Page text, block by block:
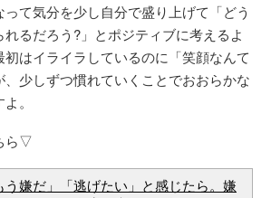
て気分を少し自分で盛り上げて「どう
れるだろう?」とポジティブに考えるよ
初はイライラしているのに「笑顔なんて
少しずつ慣れていくことでおおらかな
。
ら▽
う嫌だ」「逃げたい」と感じたら。嫌